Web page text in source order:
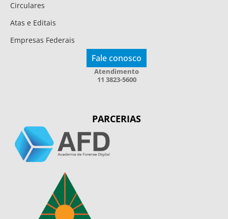
Circulares
Atas e Editais
Empresas Federais
Fale conosco
Atendimento
11 3823-5600
PARCERIAS